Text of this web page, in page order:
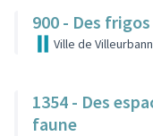
900 - Des
Ville de
1354 - Des
faune